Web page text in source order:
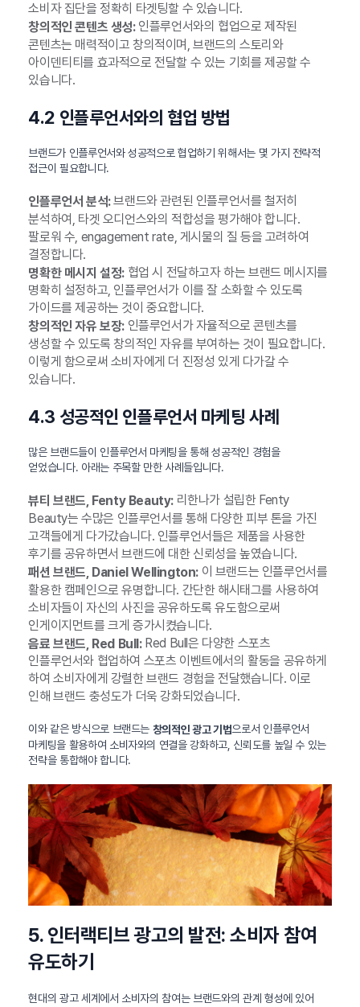
소비자 집단을 정확히 타겟팅할 수 있습니다.
창의적인 콘텐츠 생성:인플루언서와의 협업으로 제작된
콘텐츠는 매력적이고 창의적이며, 브랜드의 스토리와
아이덴티티를 효과적으로 전달할 수 있는 기회를 제공할 수
있습니다.
4.2 인플루언서와의 협업 방법
브랜드가 인플루언서와 성공적으로 협업하기 위해서는 몇 가지 전략적
접근이 필요합니다.
인플루언서 분석:브랜드와 관련된 인플루언서를 철저히
분석하여, 타겟 오디언스와의 적합성을 평가해야 합니다.
팔로워 수, engagement rate, 게시물의 질 등을 고려하여
결정합니다.
명확한 메시지 설정:협업 시 전달하고자 하는 브랜드 메시지를
명확히 설정하고, 인플루언서가 이를 잘 소화할 수 있도록
가이드를 제공하는 것이 중요합니다.
창의적인 자유 보장:인플루언서가 자율적으로 콘텐츠를
생성할 수 있도록 창의적인 자유를 부여하는 것이 필요합니다.
이렇게 함으로써 소비자에게 더 진정성 있게 다가갈 수
있습니다.
4.3 성공적인 인플루언서 마케팅 사례
많은 브랜드들이 인플루언서 마케팅을 통해 성공적인 경험을
얻었습니다. 아래는 주목할 만한 사례들입니다.
뷰티 브랜드, Fenty Beauty:리한나가 설립한 Fenty
Beauty는 수많은 인플루언서를 통해 다양한 피부 톤을 가진
고객들에게 다가갔습니다. 인플루언서들은 제품을 사용한
후기를 공유하면서 브랜드에 대한 신뢰성을 높였습니다.
패션 브랜드, Daniel Wellington:이 브랜드는 인플루언서를
활용한 캠페인으로 유명합니다. 간단한 해시태그를 사용하여
소비자들이 자신의 사진을 공유하도록 유도함으로써
인게이지먼트를 크게 증가시켰습니다.
음료 브랜드, Red Bull:Red Bull은 다양한 스포츠
인플루언서와 협업하여 스포츠 이벤트에서의 활동을 공유하게
하여 소비자에게 강렬한 브랜드 경험을 전달했습니다. 이로
인해 브랜드 충성도가 더욱 강화되었습니다.
이와 같은 방식으로 브랜드는 창의적인 광고 기법으로서 인플루언서
마케팅을 활용하여 소비자와의 연결을 강화하고, 신뢰도를 높일 수 있는
전략을 통합해야 합니다.
5. 인터랙티브 광고의 발전: 소비자 참여
유도하기
현대의 광고 세계에서 소비자의 참여는 브랜드와의 관계 형성에 있어